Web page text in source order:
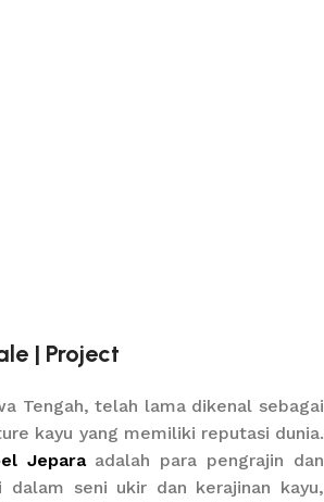
| Project
Tengah, telah lama dikenal sebagai
kayu yang memiliki reputasi dunia.
Jeparaadalah para pengrajin dan
dalam seni ukir dan kerajinan kayu,